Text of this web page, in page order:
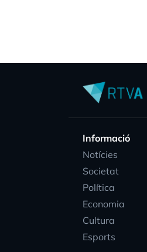
Informació
Notícies
Societat
Política
Economia
Cultura
Esports